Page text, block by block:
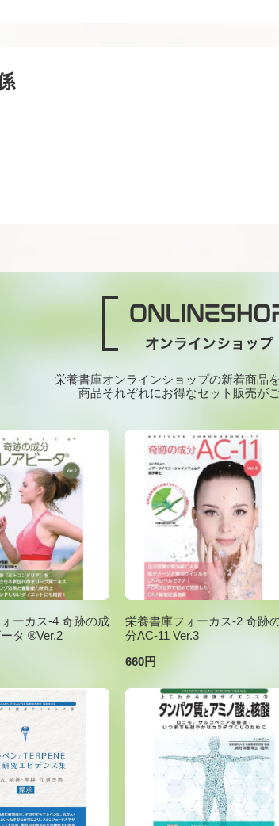
栄養書庫オンラインショップの新着商品
商品それぞれにお得なセット販売がご
ーカス-4 奇跡の成
タ ®Ver.2
栄養書庫フォーカス-2 奇跡
分AC-11 Ver.3
660円